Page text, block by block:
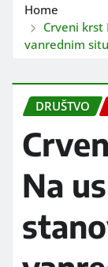
Home
Crveni krst
vanrednim
DRUŠTVO
Na